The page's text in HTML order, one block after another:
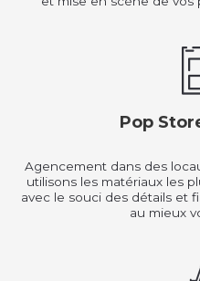
Pop
Agencement dans des
utilisons les matériaux les
avec le souci des détails et
au mieux